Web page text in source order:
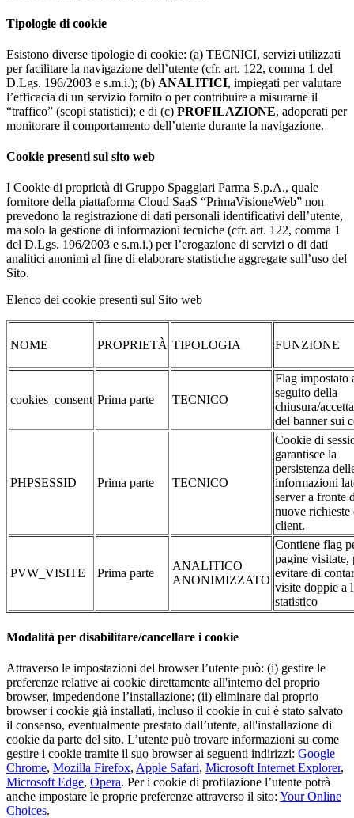
Tipologie di cookie
Esistono diverse tipologie di cookie: (a) TECNICI, servizi utilizzati
per facilitare la navigazione dell’utente (cfr. art. 122, comma 1 del
D.Lgs. 196/2003 e s.m.i.); (b) ANALITICI, impiegati per valutare
l’efficacia di un servizio fornito o per contribuire a misurarne il
“traffico” (scopi statistici); e di (c) PROFILAZIONE, adoperati per
monitorare il comportamento dell’utente durante la navigazione.
Cookie presenti sul sito web
I Cookie di proprietà di Gruppo Spaggiari Parma S.p.A., quale
fornitore della piattaforma Cloud SaaS “PrimaVisioneWeb” non
prevedono la registrazione di dati personali identificativi dell’utente,
ma solo la gestione di informazioni tecniche (cfr. art. 122, comma 1
del D.Lgs. 196/2003 e s.m.i.) per l’erogazione di servizi o di dati
analitici anonimi al fine di elaborare statistiche aggregate sull’uso del
Sito.
Elenco dei cookie presenti sul Sito web
NOME PROPRIETÀ TIPOLOGIA FUNZIONE
cookies_consent Prima parte TECNICO
Flag impostato
seguito della
chiusura/
del banner sui
PHPSESSID Prima parte TECNICO
Cookie di
garantisce la
persistenza
informazioni
server a fronte
nuove richieste
client.
PVW_VISITE Prima parte
ANALITICO
ANONIMIZZATO
Contiene flag
pagine visitate,
evitare di
visite doppie a
statistico
Modalità per disabilitare/cancellare i cookie
Attraverso le impostazioni del browser l’utente può: (i) gestire le
preferenze relative ai cookie direttamente all'interno del proprio
browser, impedendone l’installazione; (ii) eliminare dal proprio
browser i cookie già installati, incluso il cookie in cui è stato salvato
il consenso, eventualmente prestato dall’utente, all'installazione di
cookie da parte del sito. L’utente può trovare informazioni su come
gestire i cookie tramite il suo browser ai seguenti indirizzi: Google
Chrome, Mozilla Firefox, Apple Safari, Microsoft Internet Explorer,
Microsoft Edge, Opera. Per i cookie di profilazione l’utente potrà
anche impostare le proprie preferenze attraverso il sito: Your Online
Choices.